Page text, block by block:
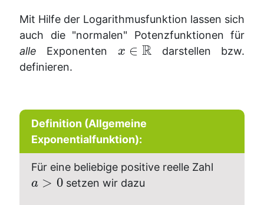
Mit Hilfe der Logarithmusfunktion lassen sich
auch die "normalen" Potenzfunktionen für
alle Exponenten x ∈ R darstellen bzw.
definieren.
Definition (Allgemeine
Exponentialfunktion):
Für eine beliebige positive reelle Zahl
a > 0 setzen wir dazu